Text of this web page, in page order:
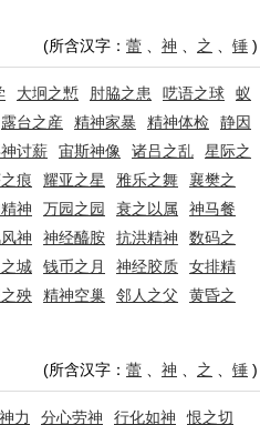
(所含汉字： 蕾 神 之 锤 )
大坰之慙 肘脇之患 呓语之球
蚁
露台之産 精神家暴 精神体检
静因
讨薪 宙斯神像 诸吕之乱
星际之
痕 耀亚之星 雅乐之舞
襄樊之
神 万园之园 衰之以属
神马餐
神 神经醯胺 抗洪精神
数码之
城 钱币之月 神经胶质
女排精
殃 精神空巢 邻人之父
黄昏之
(所含汉字： 蕾 神 之 锤 )
力 分心劳神 行化如神 恨之切